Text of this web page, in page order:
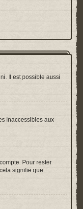
Il est possible aussi
inaccessibles aux
Pour rester
signifie que